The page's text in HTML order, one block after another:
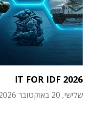
IT FOR IDF 2026
שלישי, 20 באוקטובר 2026